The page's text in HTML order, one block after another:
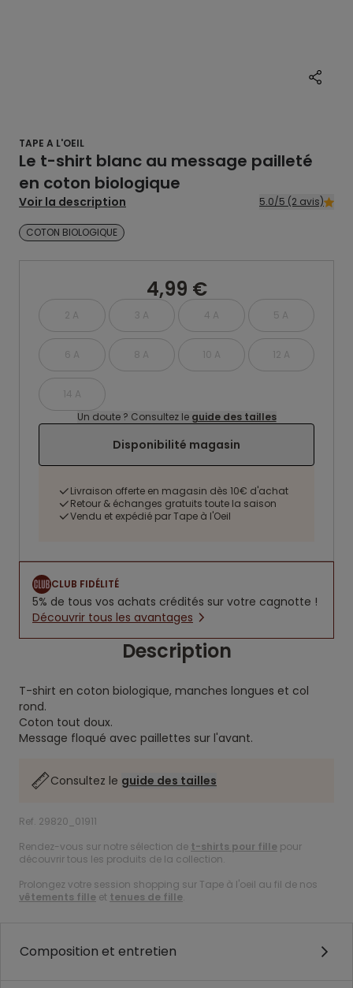
TAPE A L'OEIL
Le t-shirt blanc au message pailleté
en coton biologique
Voir la description 5.0/5 (2 avis)
COTON BIOLOGIQUE
4,99 €
2 A 3 A 4 A 5 A
6 A 8 A 10 A 12 A
14 A
Un doute ? Consultez le guide des tailles
Disponibilité magasin
Livraison offerte en magasin dès 10€ d'achat
Retour & échanges gratuits toute la saison
Vendu et expédié par Tape à l'Oeil
CLUB FIDÉLITÉ
5% de tous vos achats crédités sur votre cagnotte !
Découvrir tous les avantages
Description
T-shirt en coton biologique, manches longues et col
rond.
Coton tout doux.
Message floqué avec paillettes sur l'avant.
Consultez le guide des tailles
Ref. 29820_01911
Rendez-vous sur notre sélection de t-shirts pour fille pour
découvrir tous les produits de la collection.
Prolongez votre session shopping sur Tape à l'oeil au fil de nos
vêtements fille et tenues de fille.
Composition et entretien